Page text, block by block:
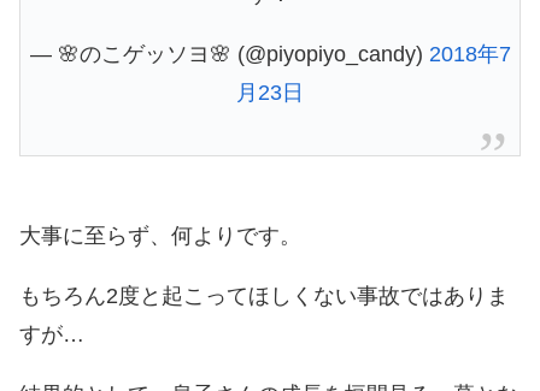
— 🌸のこゲッソヨ🌸 (@piyopiyo_candy) 2018年7
月23日
大事に至らず、何よりです。
もちろん2度と起こってほしくない事故ではありま
すが…